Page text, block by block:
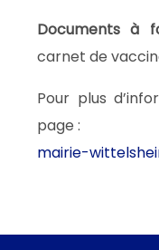
Documents à
carnet de
Pour plus
page :
mairie-